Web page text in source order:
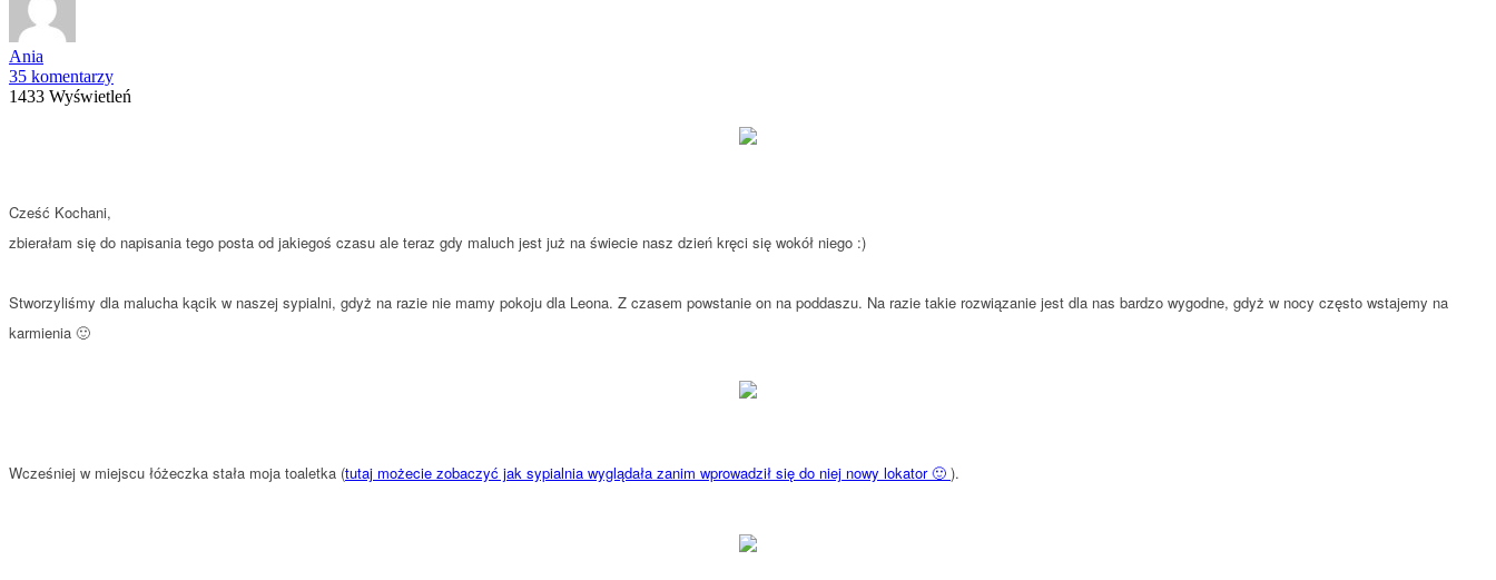
Ania
35 komentarzy
1433 Wyświetleń
Cześć Kochani,
zbierałam się do napisania tego posta od jakiegoś czasu ale teraz gdy maluch jest już na świecie nasz dzień kręci się wokół niego :)
Stworzyliśmy dla malucha kącik w naszej sypialni, gdyż na razie nie mamy pokoju dla Leona. Z czasem powstanie on na poddaszu. Na razie takie rozwiązanie jest dla nas bardzo wygodne, gdyż w nocy często wstajemy na
karmienia 🙂
Wcześniej w miejscu łóżeczka stała moja toaletka (tutaj możecie zobaczyć jak sypialnia wyglądała zanim wprowadził się do niej nowy lokator 🙂 ).